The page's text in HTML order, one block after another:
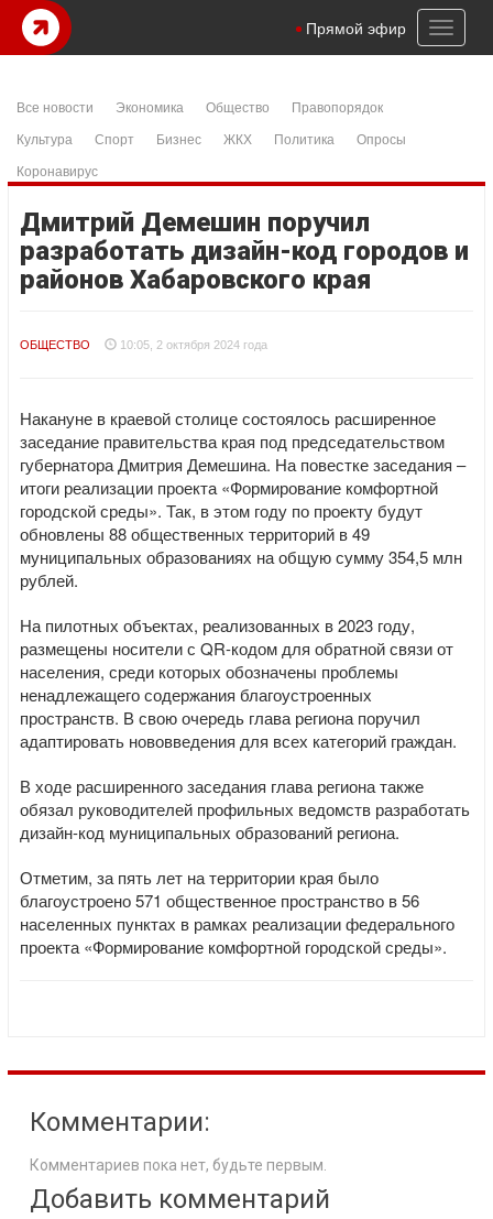
Toggle
Прямой эфир
Все новости Экономика Общество
Правопорядок
Культура
Спорт Бизнес ЖКХ Политика
Опросы
Коронавирус
Дмитрий Демешин поручил
разработать дизайн-код городов и
районов Хабаровского края
ОБЩЕСТВО 10:05, 2 октября 2024 года
Накануне в краевой столице состоялось расширенное
заседание правительства края под председательством
губернатора Дмитрия Демешина. На повестке заседания –
итоги реализации проекта «Формирование комфортной
городской среды». Так, в этом году по проекту будут
обновлены 88 общественных территорий в 49
муниципальных образованиях на общую сумму 354,5 млн
рублей.
На пилотных объектах, реализованных в 2023 году,
размещены носители с QR-кодом для обратной связи от
населения, среди которых обозначены проблемы
ненадлежащего содержания благоустроенных
пространств. В свою очередь глава региона поручил
адаптировать нововведения для всех категорий граждан.
В ходе расширенного заседания глава региона также
обязал руководителей профильных ведомств разработать
дизайн-код муниципальных образований региона.
Отметим, за пять лет на территории края было
благоустроено 571 общественное пространство в 56
населенных пунктах в рамках реализации федерального
проекта «Формирование комфортной городской среды».
Комментарии:
Комментариев пока нет, будьте первым.
Добавить комментарий